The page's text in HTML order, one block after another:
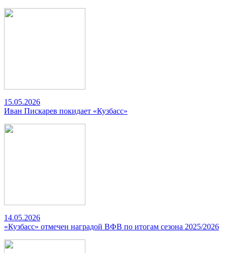
15.05.2026
Иван Пискарев покидает «Кузбасс»
14.05.2026
«Кузбасс» отмечен наградой ВФВ по итогам сезона 2025/2026